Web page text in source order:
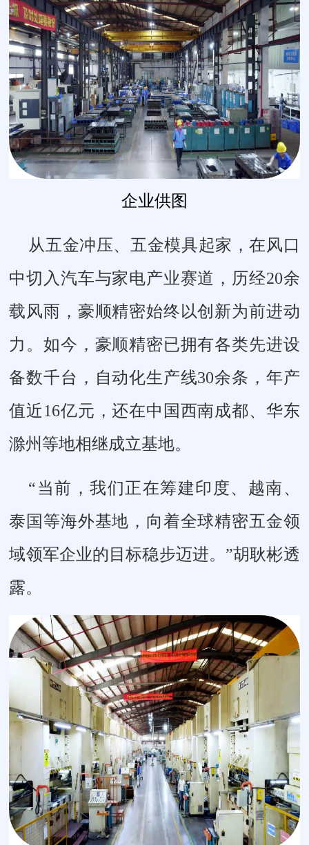
企业供图
从五金冲压、五金模具起家，在风口
中切入汽车与家电产业赛道，历经20余
载风雨，豪顺精密始终以创新为前进动
力。如今，豪顺精密已拥有各类先进设
备数千台，自动化生产线30余条，年产
值近16亿元，还在中国西南成都、华东
滁州等地相继成立基地。
“当前，我们正在筹建印度、越南、
泰国等海外基地，向着全球精密五金领
域领军企业的目标稳步迈进。”胡耿彬透
露。